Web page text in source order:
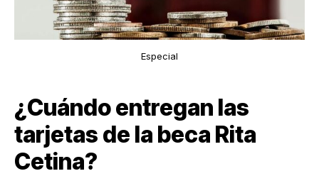
Especial
¿Cuándo entregan las
tarjetas de la beca Rita
Cetina?